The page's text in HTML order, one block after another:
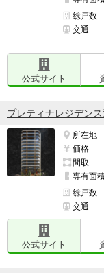
総戸数
交通
公式サイト
プレティナレジデン
所在地
価格
間取
専有面
総戸数
交通
公式サイト